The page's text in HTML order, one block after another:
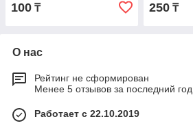
100 ₸ 250₸
О нас
Рейтинг не сформирован
Менее 5 отзывов за последний год
Работает с 22.10.2019